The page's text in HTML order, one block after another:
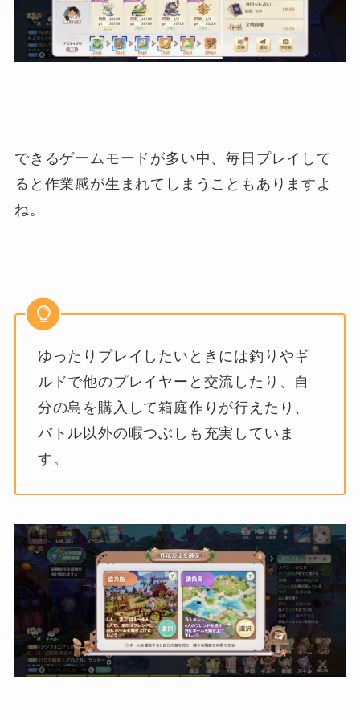
できるゲームモードが多い中、毎日プレイして
ると作業感が生まれてしまうこともありますよ
ね。
ゆったりプレイしたいときには釣りやギ
ルドで他のプレイヤーと交流したり、自
分の島を購入して箱庭作りが行えたり、
バトル以外の暇つぶしも充実していま
す。